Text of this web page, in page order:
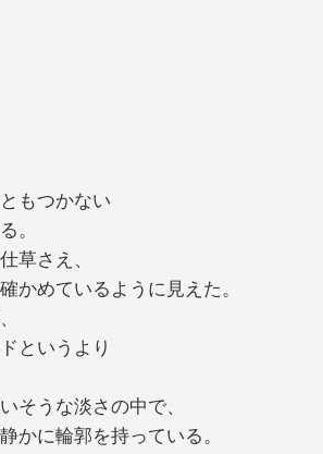
もつかない
。
草さえ、
かめているように見えた。
というより
そうな淡さの中で、
かに輪郭を持っている。